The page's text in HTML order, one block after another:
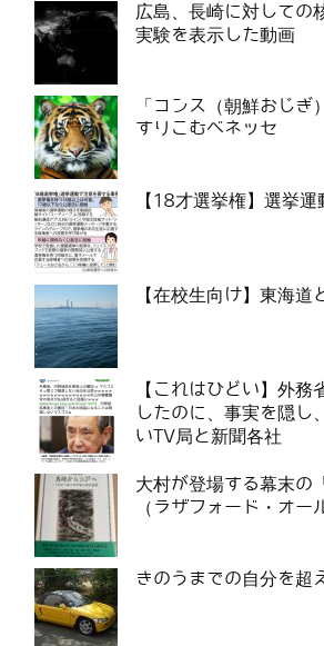
広島、長崎に対しての
実験を表示した動画
「コンス（朝鮮おじぎ
すりこむベネッセ
【18才選挙権】選挙
【在校生向け】東海
【これはひどい】外務
したのに、事実を隠し
いTV局と新聞各社
大村が登場する幕末の
（ラザフォード・オー
きのうまでの自分を超